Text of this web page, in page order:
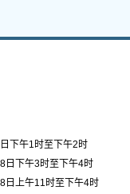
下午1时至下午2时
日下午3时至下午4时
日上午11时至下午4时